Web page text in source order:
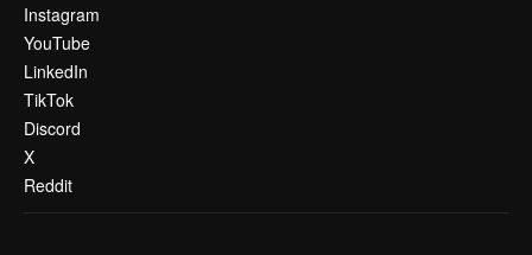
Instagram
YouTube
LinkedIn
TikTok
Discord
X
Reddit